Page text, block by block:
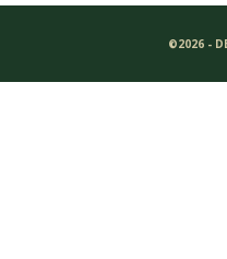
©2026 -